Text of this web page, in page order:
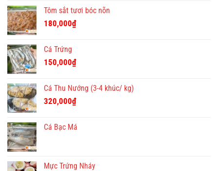
Tôm sắt tươi bóc nõn
180,000₫
Cá Trứng
150,000₫
Cá Thu Nướng (3-4 khúc/ kg)
320,000₫
Cá Bạc Má
Mực Trứng Nháy